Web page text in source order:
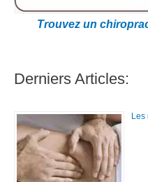
Trouvez un
Derniers Articles:
Les